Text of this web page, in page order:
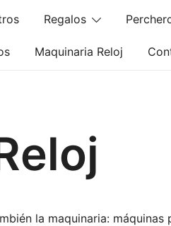
Regalos
Maquinaria Reloj
la maquinaria: máquinas